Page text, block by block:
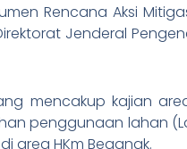
Rencana Aksi
Jenderal
mencakup kajian
penggunaan lahan
area HKm Beganak.